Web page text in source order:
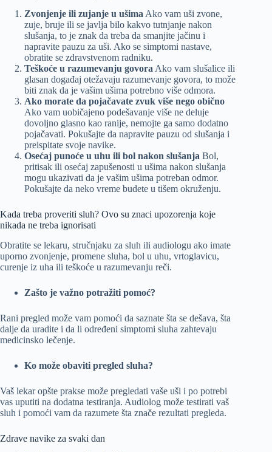
Zvonjenje ili zujanje u ušima Ako vam uši zvone,
zuje, bruje ili se javlja bilo kakvo tutnjanje nakon
slušanja, to je znak da treba da smanjite jačinu i
napravite pauzu za uši. Ako se simptomi nastave,
obratite se zdravstvenom radniku.
Teškoće u razumevanju govora Ako vam slušalice ili
glasan događaj otežavaju razumevanje govora, to može
biti znak da je vašim ušima potrebno više odmora.
Ako morate da pojačavate zvuk više nego obično
Ako vam uobičajeno podešavanje više ne deluje
dovoljno glasno kao ranije, nemojte ga samo dodatno
pojačavati. Pokušajte da napravite pauzu od slušanja i
preispitate svoje navike.
Osećaj punoće u uhu ili bol nakon slušanja Bol,
pritisak ili osećaj zapušenosti u ušima nakon slušanja
mogu ukazivati da je vašim ušima potreban odmor.
Pokušajte da neko vreme budete u tišem okruženju.
Kada treba proveriti sluh? Ovo su znaci upozorenja koje
nikada ne treba ignorisati
Obratite se lekaru, stručnjaku za sluh ili audiologu ako imate
uporno zvonjenje, promene sluha, bol u uhu, vrtoglavicu,
curenje iz uha ili teškoće u razumevanju reči.
Zašto je važno potražiti pomoć?
Rani pregled može vam pomoći da saznate šta se dešava, šta
dalje da uradite i da li određeni simptomi sluha zahtevaju
medicinsko lečenje.
Ko može obaviti pregled sluha?
Vaš lekar opšte prakse može pregledati vaše uši i po potrebi
vas uputiti na dodatna testiranja. Audiolog može testirati vaš
sluh i pomoći vam da razumete šta znače rezultati pregleda.
Zdrave navike za svaki dan